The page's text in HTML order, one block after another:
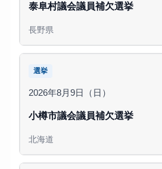
泰阜村議会議員補欠選挙
長野県
選挙
2026年8月9日（日）
小樽市議会議員補欠選挙
北海道